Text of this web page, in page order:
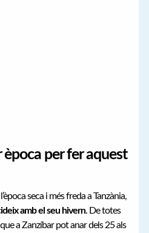
per fer aquest
seca i més freda a Tanzània,
amb el seu hivern. De totes
a Zanzíbar pot anar dels 25 als